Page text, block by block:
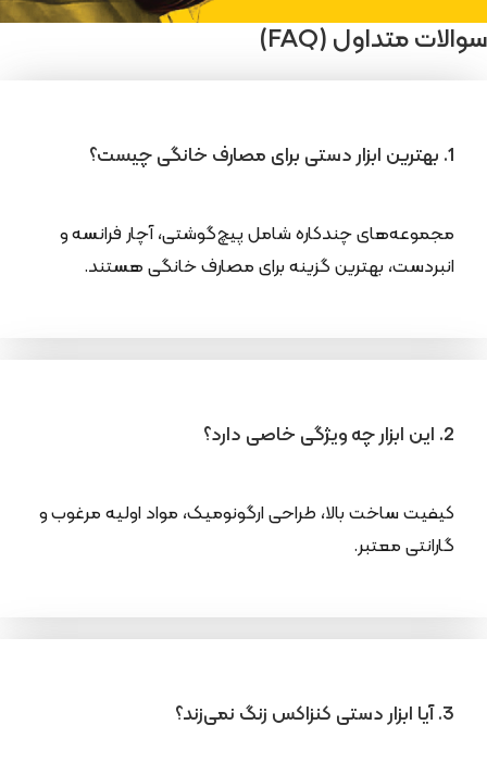
سوالات متداول (FAQ)
1. بهترین ابزار دستی برای مصارف خانگی چیست؟
مجموعه‌های چندکاره شامل پیچ‌گوشتی، آچار فرانسه و
انبردست، بهترین گزینه برای مصارف خانگی هستند.
2. این ابزار چه ویژگی خاصی دارد؟
کیفیت ساخت بالا، طراحی ارگونومیک، مواد اولیه مرغوب و
گارانتی معتبر.
3. آیا ابزار دستی کنزاکس زنگ نمی‌زند؟